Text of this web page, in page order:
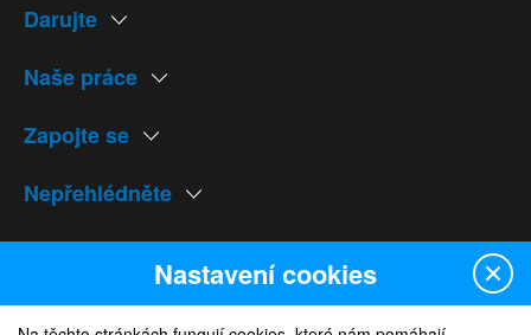
Darujte
Naše práce
Zapojte se
Nepřehlédněte
Naše weby
Nastavení cookies